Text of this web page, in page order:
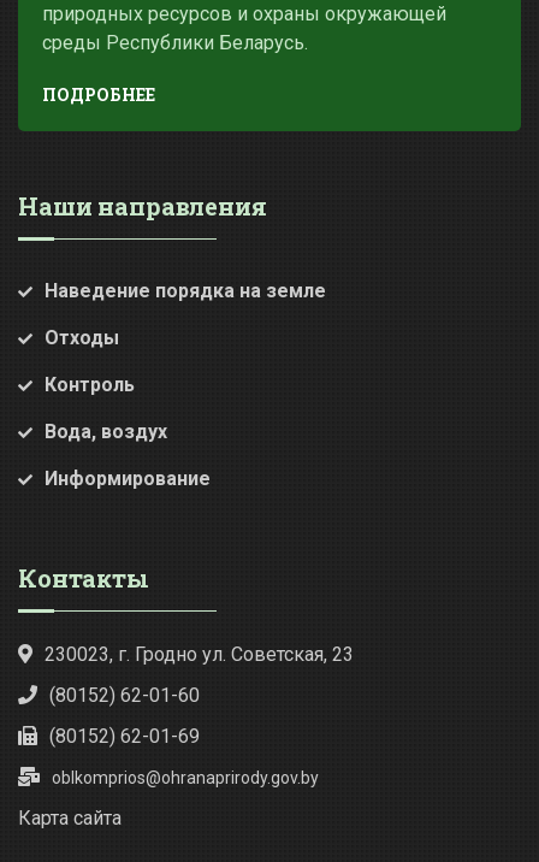
природных ресурсов и охраны окружающей
среды Республики Беларусь.
ПОДРОБНЕЕ
Наши направления
Наведение порядка на земле
Отходы
Контроль
Вода, воздух
Информирование
Контакты
230023, г. Гродно ул. Советская, 23
(80152) 62-01-60
(80152) 62-01-69
oblkomprios@ohranaprirody.gov.by
Карта сайта